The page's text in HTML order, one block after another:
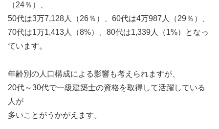
（24％）、
50代は3万7,128人（26％）、60代は4万987人（29％）、
70代は1万1,413人（8%）、80代は1,339人（1%）となっ
ています。
年齢別の人口構成による影響も考えられますが、
20代～30代で一級建築士の資格を取得して活躍している
人が
多いことがうかがえます。